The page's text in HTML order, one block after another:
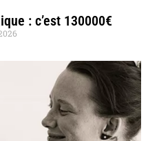
: c’est 130000€